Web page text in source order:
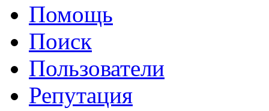
Помощь
Поиск
Пользователи
Репутация